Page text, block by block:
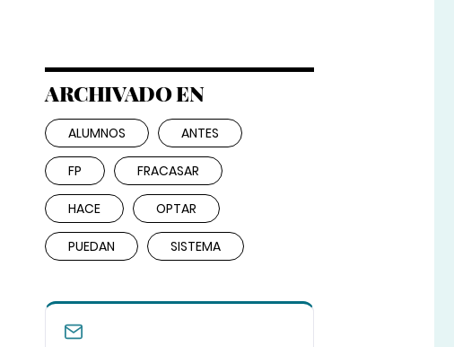
ARCHIVADO EN
ALUMNOS ANTES
FP FRACASAR
HACE OPTAR
PUEDAN SISTEMA